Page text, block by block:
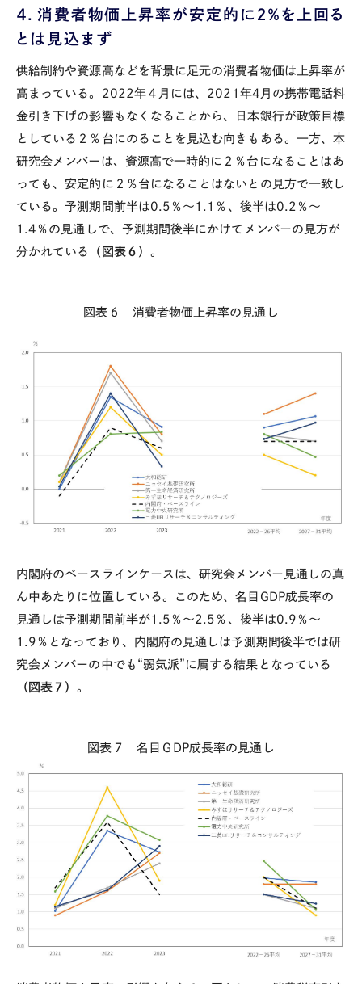
４．消費者物価上昇率が安定的に２％を上回る
とは見込まず
供給制約や資源高などを背景に足元の消費者物価は上昇率が
高まっている。 2022年４月には、 2021 年4 月の携帯電話料
金引き下げの影響もなくなることから、日本銀行が政策目標
としている２％台にのることを見込む向きもある。一方、本
研究会メンバーは、資源高で一時的に２％台になることはあ
っても、安定的に２％台になることはないとの見方で一致し
ている。予測期間前半は0.5 ％～ 1.1 ％、後半は0.2 ％～
1.4 ％の見通しで、予測期間後半にかけてメンバーの見方が
分かれている
（図表６） 。
図表６ 消費者物価上昇率の見通し
内閣府のベースラインケースは、研究会メンバー見通しの真
ん中あたりに位置している。このため、名目 GDP成長率の
見通しは予測期間前半が1.5 ％～2.5 ％、後半は0.9 ％～
1.9 ％となっており、内閣府の見通しは予測期間後半では研
究会メンバーの中でも“弱気派”に属する結果となっている
（図表７）。
図表７ 名目Ｇ DP成長率の見通し